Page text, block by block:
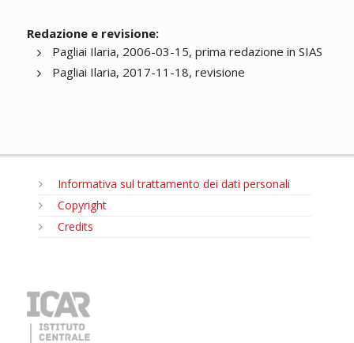
Redazione e revisione:
Pagliai Ilaria, 2006-03-15, prima redazione in SIAS
Pagliai Ilaria, 2017-11-18, revisione
Informativa sul trattamento dei dati personali
Copyright
Credits